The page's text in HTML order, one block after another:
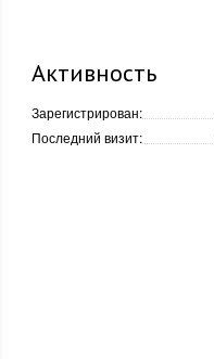
Активность
Зарегистрирован:
Последний визит: